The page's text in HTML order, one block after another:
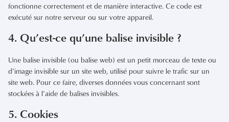
fonctionne correctement et de manière interactive. Ce code est
exécuté sur notre serveur ou sur votre appareil.
4. Qu’est-ce qu’une balise invisible ?
Une balise invisible (ou balise web) est un petit morceau de texte ou
d’image invisible sur un site web, utilisé pour suivre le trafic sur un
site web. Pour ce faire, diverses données vous concernant sont
stockées à l’aide de balises invisibles.
5. Cookies